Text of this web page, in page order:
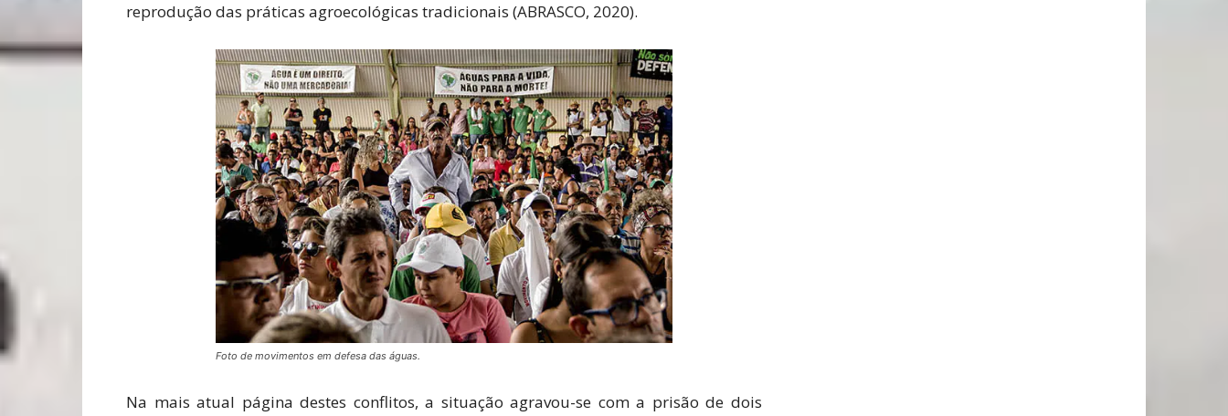
reprodução das práticas agroecológicas tradicionais (ABRASCO, 2020).
Foto de movimentos em defesa das águas.
Na mais atual página destes conflitos, a situação agravou-se com a prisão de dois